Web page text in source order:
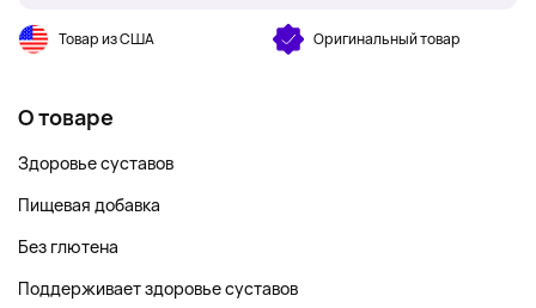
Товар из США Оригинальный товар
О товаре
Здоровье суставов
Пищевая добавка
Без глютена
Поддерживает здоровье суставов